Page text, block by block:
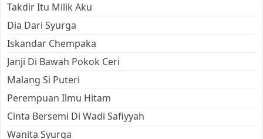
Takdir Itu Milik Aku
Dia Dari Syurga
Iskandar Chempaka
Janji Di Bawah Pokok Ceri
Malang Si Puteri
Perempuan Ilmu Hitam
Cinta Bersemi Di Wadi Safiyyah
Wanita Syurga